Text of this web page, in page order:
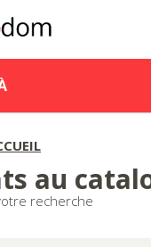
au
recherche